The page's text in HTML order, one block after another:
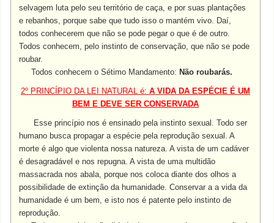
selvagem luta pelo seu território de caça, e por suas plantações
e rebanhos, porque sabe que tudo isso o mantém vivo. Daí,
todos conhecerem que não se pode pegar o que é de outro.
Todos conhecem, pelo instinto de conservação, que não se pode
roubar.
Todos conhecem o Sétimo Mandamento: Não roubarás.
2º PRINCÍPIO DA LEI NATURAL é: A VIDA DA ESPÉCIE É UM
BEM E DEVE SER CONSERVADA
Esse princípio nos é ensinado pela instinto sexual. Todo ser
humano busca propagar a espécie pela reprodução sexual. A
morte é algo que violenta nossa natureza. A vista de um cadáver
é desagradável e nos repugna. A vista de uma multidão
massacrada nos abala, porque nos coloca diante dos olhos a
possibilidade de extinção da humanidade. Conservar a a vida da
humanidade é um bem, e isto nos é patente pelo instinto de
reprodução.